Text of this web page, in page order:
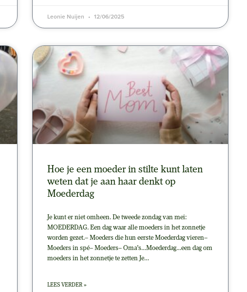
Leonie Nuijen 12/06/2025
Hoe je een moeder in stilte kunt laten
weten dat je aan haar denkt op
Moederdag
Je kunt er niet omheen. De tweede zondag van mei:
MOEDERDAG. Een dag waar alle moeders in het zonnetje
worden gezet.– Moeders die hun eerste Moederdag vieren–
Moeders in spé– Moeders– Oma’s…Moederdag…een dag om
moeders in het zonnetje te zetten Je…
LEES VERDER »